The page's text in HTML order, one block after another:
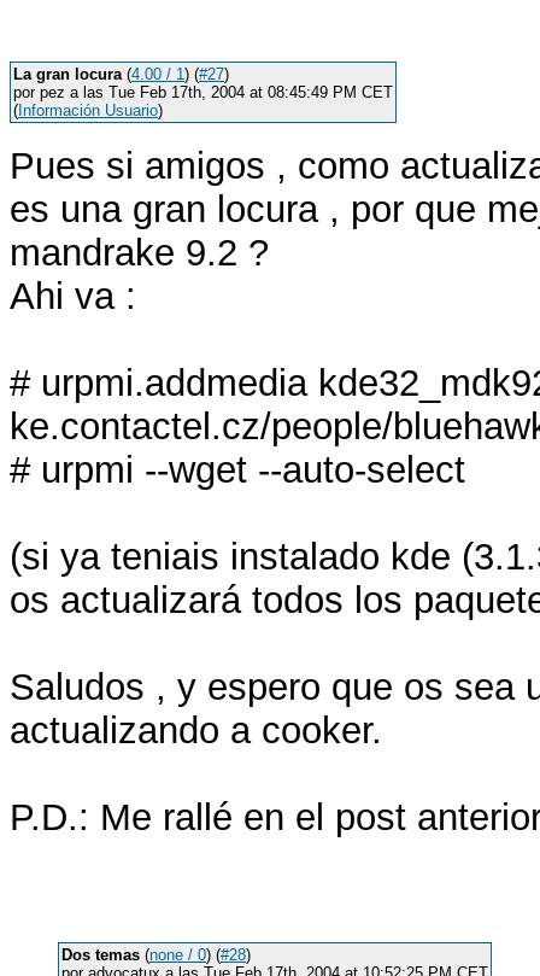
La gran locura(4.00 / 1) (#27)
por pez a las Tue Feb 17th, 2004 at 08:45:49 PM CET
( Información Usuario)
Pues si amigos , como
es una gran locura , por que
mandrake 9.2 ?
Ahi va :
# urpmi.addmedia
ke.contactel.cz/people/
# urpmi --wget --auto-select
(si ya teniais instalado kde
os actualizará todos los
Saludos , y espero que os sea
actualizando a cooker.
P.D.: Me rallé en el post
Dos temas (none / 0) (#28)